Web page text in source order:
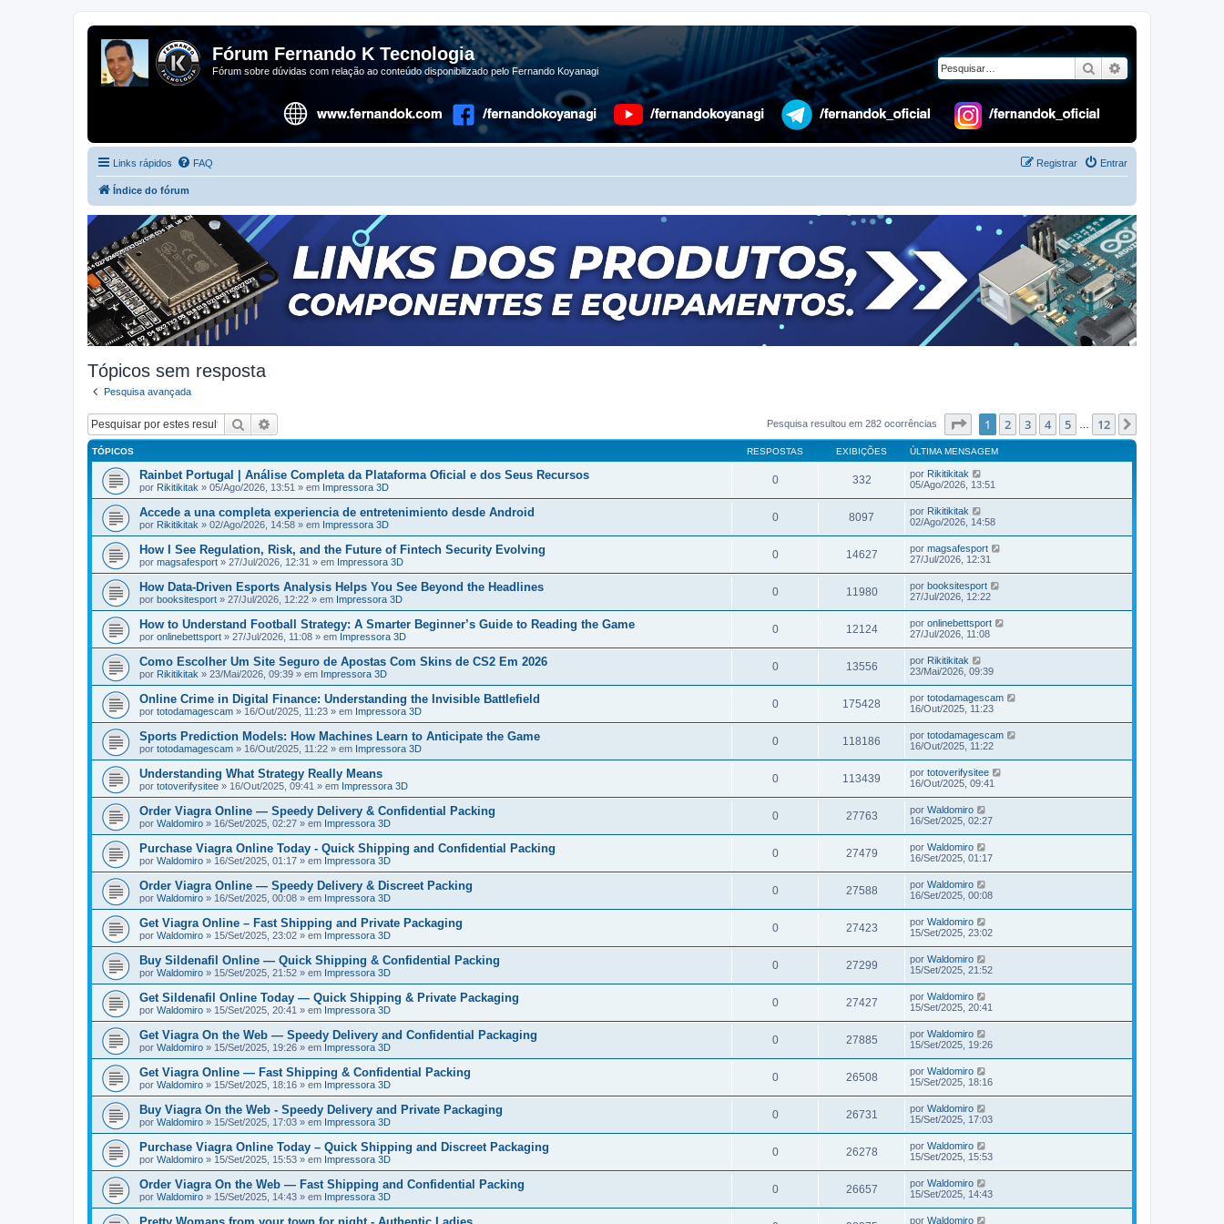
Fórum Fernando K Tecnologia
Fórum sobre dúvidas com relação ao conteúdo disponibilizado pelo Fernando Koyanagi Pesquisar
Links rápidos FAQ Entrar
Registrar
Índice do fórum
Tópicos sem resposta
Pesquisa avançada
Pesquisar Pesquisa resultou em 282 ocorrências Página1 de 12
1 2 3 4 5 12
TÓPICOS RESPOSTAS EXIBIÇÕES ÚLTIMA MENSAGEM
Rainbet Portugal | Análise Completa da Plataforma Oficial e dos Seus Recursos
por Rikitikitak » 05/Ago/2026, 13:51 » em Impressora 3D
0 332 por Rikitikitak
05/Ago/2026, 13:51
Accede a una completa experiencia de entretenimiento desde Android
por Rikitikitak » 02/Ago/2026, 14:58 » em Impressora 3D
0 8097 por Rikitikitak
02/Ago/2026, 14:58
How I See Regulation, Risk, and the Future of Fintech Security Evolving
por magsafesport » 27/Jul/2026, 12:31 » em Impressora 3D
0 14627 por magsafesport
27/Jul/2026, 12:31
How Data-Driven Esports Analysis Helps You See Beyond the Headlines
por booksitesport » 27/Jul/2026, 12:22 » em Impressora 3D
0 11980 por booksitesport
27/Jul/2026, 12:22
How to Understand Football Strategy: A Smarter Beginner’s Guide to Reading the Game
por onlinebettsport » 27/Jul/2026, 11:08 » em Impressora 3D
0 12124 por onlinebettsport
27/Jul/2026, 11:08
Como Escolher Um Site Seguro de Apostas Com Skins de CS2 Em 2026
por Rikitikitak » 23/Mai/2026, 09:39 » em Impressora 3D
0 13556 por Rikitikitak
23/Mai/2026, 09:39
Online Crime in Digital Finance: Understanding the Invisible Battlefield
por totodamagescam » 16/Out/2025, 11:23 » em Impressora 3D
0 175428 por totodamagescam
16/Out/2025, 11:23
Sports Prediction Models: How Machines Learn to Anticipate the Game
por totodamagescam » 16/Out/2025, 11:22 » em Impressora 3D
0 118186 por totodamagescam
16/Out/2025, 11:22
Understanding What Strategy Really Means
por totoverifysitee » 16/Out/2025, 09:41 » em Impressora 3D
0 113439 por totoverifysitee
16/Out/2025, 09:41
Order Viagra Online — Speedy Delivery & Confidential Packing
por Waldomiro » 16/Set/2025, 02:27 » em Impressora 3D
0 27763 por Waldomiro
16/Set/2025, 02:27
Purchase Viagra Online Today - Quick Shipping and Confidential Packing
por Waldomiro » 16/Set/2025, 01:17 » em Impressora 3D
0 27479 por Waldomiro
16/Set/2025, 01:17
Order Viagra Online — Speedy Delivery & Discreet Packing
por Waldomiro » 16/Set/2025, 00:08 » em Impressora 3D
0 27588 por Waldomiro
16/Set/2025, 00:08
Get Viagra Online – Fast Shipping and Private Packaging
por Waldomiro » 15/Set/2025, 23:02 » em Impressora 3D
0 27423 por Waldomiro
15/Set/2025, 23:02
Buy Sildenafil Online — Quick Shipping & Confidential Packing
por Waldomiro » 15/Set/2025, 21:52 » em Impressora 3D
0 27299 por Waldomiro
15/Set/2025, 21:52
Get Sildenafil Online Today — Quick Shipping & Private Packaging
por Waldomiro » 15/Set/2025, 20:41 » em Impressora 3D
0 27427 por Waldomiro
15/Set/2025, 20:41
Get Viagra On the Web — Speedy Delivery and Confidential Packaging
por Waldomiro » 15/Set/2025, 19:26 » em Impressora 3D
0 27885 por Waldomiro
15/Set/2025, 19:26
Get Viagra Online — Fast Shipping & Confidential Packing
por Waldomiro » 15/Set/2025, 18:16 » em Impressora 3D
0 26508 por Waldomiro
15/Set/2025, 18:16
Buy Viagra On the Web - Speedy Delivery and Private Packaging
por Waldomiro » 15/Set/2025, 17:03 » em Impressora 3D
0 26731 por Waldomiro
15/Set/2025, 17:03
Purchase Viagra Online Today – Quick Shipping and Discreet Packaging
por Waldomiro » 15/Set/2025, 15:53 » em Impressora 3D
0 26278 por Waldomiro
15/Set/2025, 15:53
Order Viagra On the Web — Fast Shipping and Confidential Packing
por Waldomiro » 15/Set/2025, 14:43 » em Impressora 3D
0 26657 por Waldomiro
15/Set/2025, 14:43
por Waldomiro